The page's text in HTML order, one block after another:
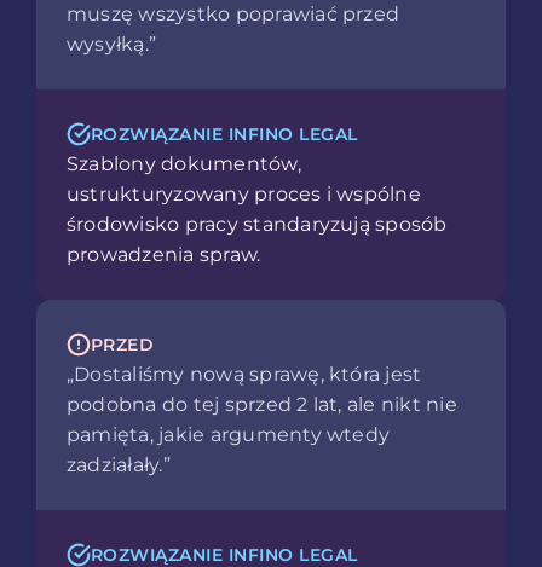
muszę wszystko poprawiać przed
wysyłką.”
ROZWIĄZANIE INFINO LEGAL
Szablony dokumentów,
ustrukturyzowany proces i wspólne
środowisko pracy standaryzują sposób
prowadzenia spraw.
PRZED
„Dostaliśmy nową sprawę, która jest
podobna do tej sprzed 2 lat, ale nikt nie
pamięta, jakie argumenty wtedy
zadziałały.”
ROZWIĄZANIE INFINO LEGAL